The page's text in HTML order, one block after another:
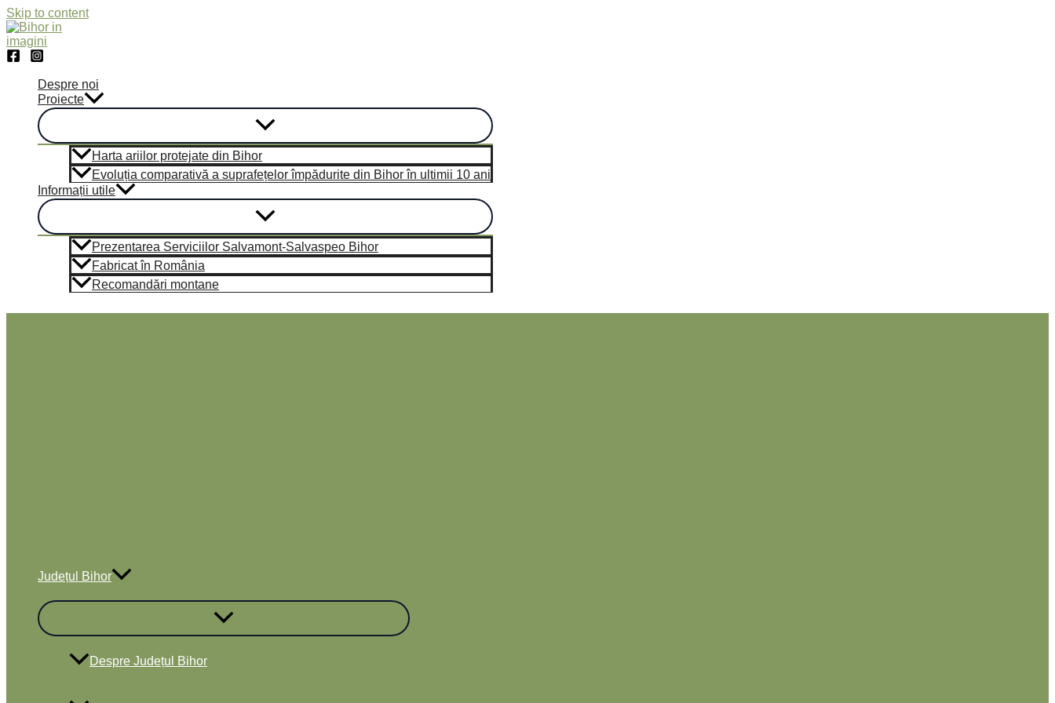
Skip to content
Despre noi
Proiecte
Harta ariilor protejate din Bihor
Evoluția comparativă a suprafețelor împădurite din Bihor în ultimii 10 ani
Informații utile
Prezentarea Serviciilor Salvamont-Salvaspeo Bihor
Fabricat în România
Recomandări montane
Județul Bihor
Despre Județul Bihor